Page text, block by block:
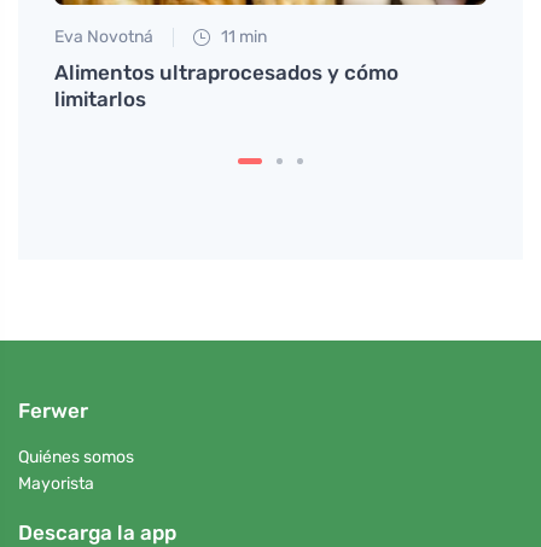
Eva Novotná 11 min
Alimentos ultraprocesados y cómo
limitarlos
Ferwer
Quiénes somos
Mayorista
Descarga la app